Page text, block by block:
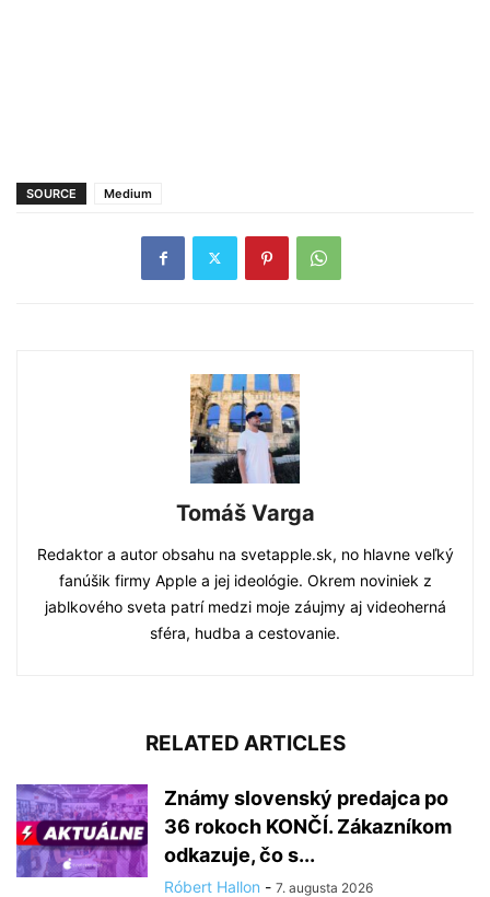
SOURCE Medium
Tomáš Varga
Redaktor a autor obsahu na svetapple.sk, no hlavne veľký
fanúšik firmy Apple a jej ideológie. Okrem noviniek z
jablkového sveta patrí medzi moje záujmy aj videoherná
sféra, hudba a cestovanie.
RELATED ARTICLES
Známy slovenský predajca po
36 rokoch KONČÍ. Zákazníkom
odkazuje, čo s...
Róbert Hallon - 7. augusta 2026